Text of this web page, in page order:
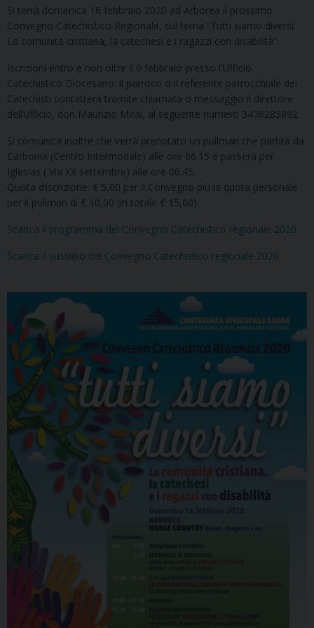
Si terrà domenica 16 febbraio 2020 ad Arborea il prossimo
Convegno Catechistico Regionale, sul tema “Tutti siamo diversi.
La comunità cristiana, la catechesi e i ragazzi con disabilità”.
Iscrizioni entro e non oltre il 9 febbraio presso l’Ufficio
Catechistico Diocesano: il parroco o il referente parrocchiale dei
Catechisti contatterà tramite chiamata o messaggio il direttore
dell’ufficio, don Maurizio Mirai, al seguente numero 3476285892
Si comunica inoltre che verrà prenotato un pullman che partirà da
Carbonia (Centro Intermodale) alle ore 06.15 e passerà per
Iglesias ( Via XX settembre) alle ore 06.45.
Quota d’iscrizione: € 5,00 per il Convegno più la quota personale
per il pullman di € 10,00 (in totale € 15,00).
Scarica il programma del Convegno Catechistico regionale 2020
Scarica il sussidio del Convegno Catechistico regionale 2020